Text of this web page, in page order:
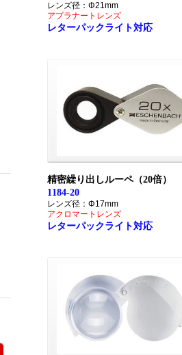
レンズ径：Φ21mm
アプラナートレンズ
レターパックライト対応
精密繰り出しルーペ（20倍）
1184-20
レンズ径：Φ17mm
アクロマートレンズ
レターパックライト対応